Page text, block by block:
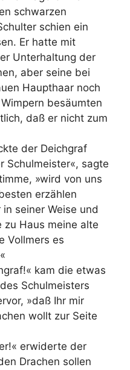
schwarzen
schien ein
Er hatte mit
Unterhaltung der
aber seine bei
Haupthaar noch
besäumten
daß er nicht zum
der Deichgraf
Schulmeister«, sagte
»wird von uns
erzählen
seiner Weise und
zu Haus meine alte
Vollmers es
kam die etwas
Schulmeisters
»daß Ihr mir
wollt zur Seite
erwiderte der
Drachen sollen